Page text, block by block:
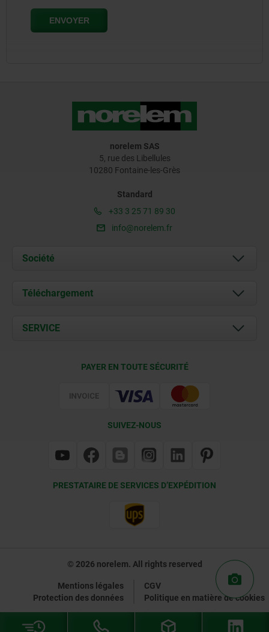
norelem SAS
5, rue des Libellules
10280 Fontaine-les-Grès
Standard
+33 3 25 71 89 30
info@norelem.fr
Société
À propos de nous
Contact
Téléchargement
Documents
SERVICE
PAYER EN TOUTE SÉCURITÉ
SUIVEZ-NOUS
PRESTATAIRE DE SERVICES D’EXPÉDITION
© 2026 norelem. All rights reserved
Mentions légales
CGV
Protection des données
Politique en matière de cookies